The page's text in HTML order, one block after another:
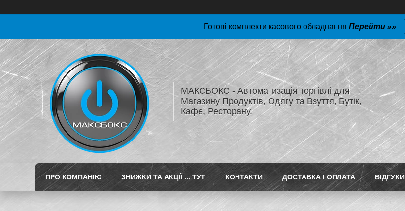
Готові комплекти касового обладнання Перейти »»
МАКСБОКС - Автоматизація торгівлі для
Магазину Продуктів, Одягу та Взуття, Бутік,
Кафе, Ресторану.
ПРО КОМПАНІЮ ЗНИЖКИ ТА АКЦІЇ ... ТУТ КОНТАКТИ ДОСТАВКА І ОПЛАТА ВІДГУКИ